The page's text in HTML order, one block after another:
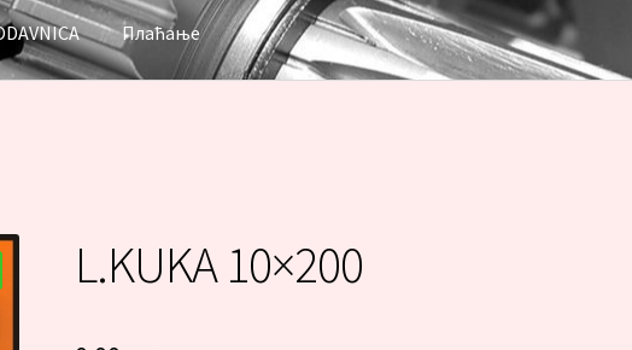
Плаћање
L.KUKA 10×200